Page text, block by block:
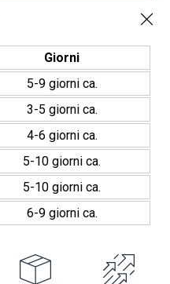
Giorni
5-9 giorni ca.
3-5 giorni ca.
4-6 giorni ca.
5-10 giorni ca.
5-10 giorni ca.
6-9 giorni ca.